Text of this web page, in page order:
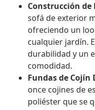
Construcción
sofá de exterior
ofreciendo un
cualquier jardín.
durabilidad y un
comodidad.
Fundas de Cojín
once cojines de
poliéster que se